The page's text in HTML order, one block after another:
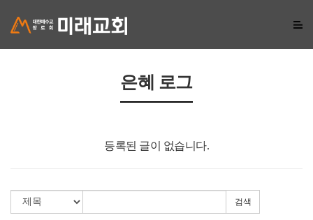
은혜 로그
등록된 글이 없습니다.
검색